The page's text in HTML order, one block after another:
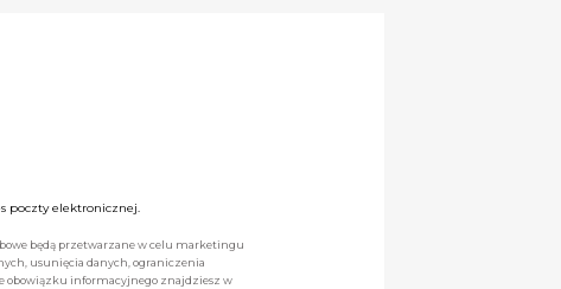
poczty elektronicznej.
będą przetwarzane w celu marketingu
usunięcia danych, ograniczenia
obowiązku informacyjnego znajdziesz w